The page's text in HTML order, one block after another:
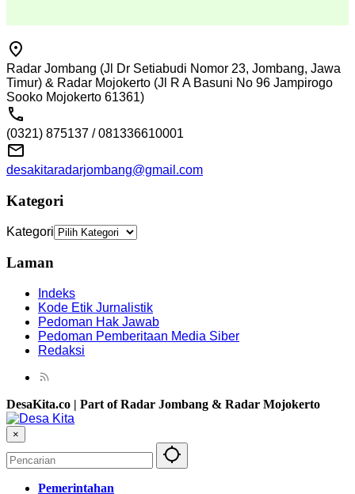
Radar Jombang (Jl Dr Setiabudi Nomor 23, Jombang, Jawa
Timur) & Radar Mojokerto (Jl R A Basuni No 96 Jampirogo
Sooko Mojokerto 61361)
(0321) 875137 / 081336610001
desakitaradarjombang@gmail.com
Kategori
Kategori
Laman
Indeks
Kode Etik Jurnalistik
Pedoman Hak Jawab
Pedoman Pemberitaan Media Siber
Redaksi
DesaKita.co | Part of Radar Jombang & Radar Mojokerto
×
Pemerintahan